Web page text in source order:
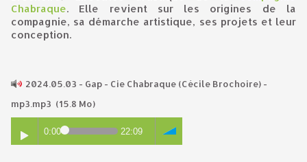
Chabraque. Elle revient sur les origines de la
compagnie, sa démarche artistique, ses projets et leur
conception.
2024.05.03 - Gap - Cie Chabraque (Cécile Brochoire) -
mp3.mp3 (15.8 Mo)
0:00 22:09